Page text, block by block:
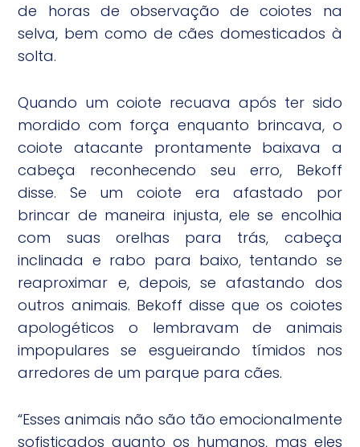
de horas de observação de coiotes na
selva, bem como de cães domesticados à
solta.
Quando um coiote recuava após ter sido
mordido com força enquanto brincava, o
coiote atacante prontamente baixava a
cabeça reconhecendo seu erro, Bekoff
disse. Se um coiote era afastado por
brincar de maneira injusta, ele se encolhia
com suas orelhas para trás, cabeça
inclinada e rabo para baixo, tentando se
reaproximar e, depois, se afastando dos
outros animais. Bekoff disse que os coiotes
apologéticos o lembravam de animais
impopulares se esgueirando tímidos nos
arredores de um parque para cães.
“Esses animais não são tão emocionalmente
sofisticados quanto os humanos, mas eles